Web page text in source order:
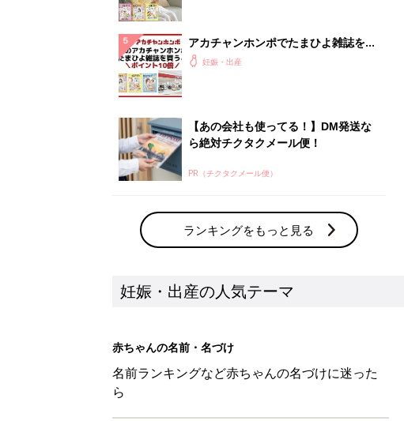
アカチャンホンポでたまひよ雑誌を買
うとポイント10倍【期間限定】
妊娠・出産
【あの会社も使ってる！】DM発送な
ら絶対チクタクメール便！
PR（チクタクメール便）
ランキングをもっと見る
妊娠・出産の人気テーマ
赤ちゃんの名前・名づけ
名前ランキングなど赤ちゃんの名づけに迷った
ら